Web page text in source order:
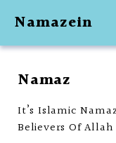
content
Namazein
Namaz
It’s Islamic
Believers Of Allah